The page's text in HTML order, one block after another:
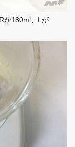
が180ml、Lが